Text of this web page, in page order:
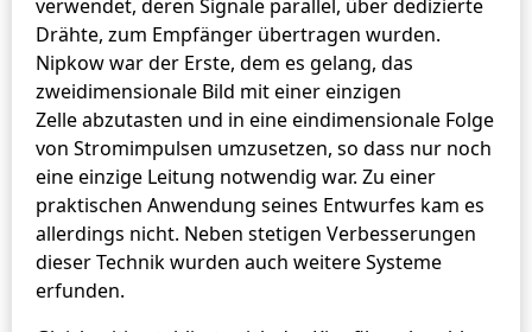
verwendet, deren Signale parallel, über dedizierte
Drähte, zum Empfänger übertragen wurden.
Nipkow war der Erste, dem es gelang, das
zweidimensionale Bild mit einer einzigen
Zelle abzutasten und in eine eindimensionale Folge
von Stromimpulsen umzusetzen, so dass nur noch
eine einzige Leitung notwendig war. Zu einer
praktischen Anwendung seines Entwurfes kam es
allerdings nicht. Neben stetigen Verbesserungen
dieser Technik wurden auch weitere Systeme
erfunden.